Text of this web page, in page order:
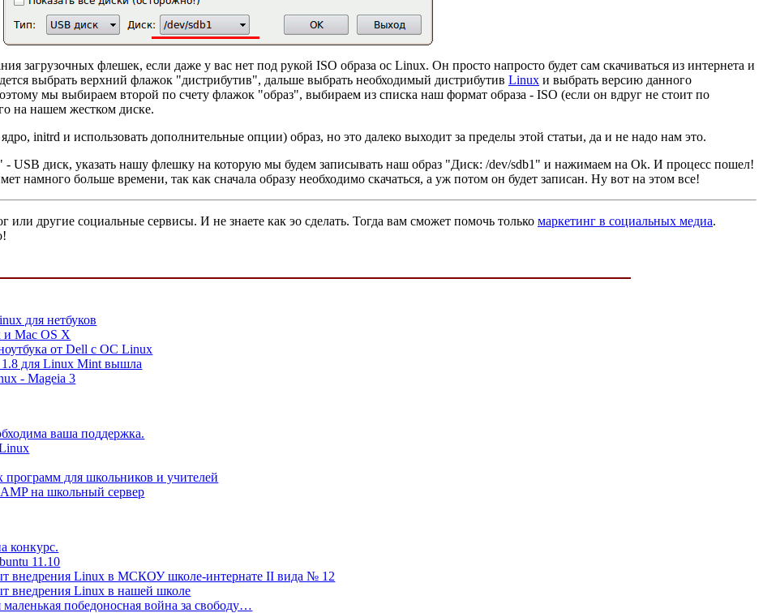
загрузочных флешек, если даже у вас нет под рукой ISO образа ос Linux. Он просто напросто будет сам скачиваться из интернета и
выбрать верхний флажок "дистрибутив", дальше выбрать необходимый дистрибутив Linux и выбрать версию данного
мы выбираем второй по счету флажок "образ", выбираем из списка наш формат образа - ISO (если он вдруг не стоит по
на нашем жестком диске.
initrd и использовать дополнительные опции) образ, но это далеко выходит за пределы этой статьи, да и не надо нам это.
USB диск, указать нашу флешку на которую мы будем записывать наш образ "Диск: /dev/sdb1" и нажимаем на Ok. И процесс пошел!
намного больше времени, так как сначала образу необходимо скачаться, а уж потом он будет записан. Ну вот на этом все!
другие социальные сервисы. И не знаете как эо сделать. Тогда вам сможет помочь только маркетинг в социальных медиа.
для нетбуков
Mac OS X
от Dell с ОС Linux
1.8 для Linux Mint вышла
- Mageia 3
ваша поддержка.
программ для школьников и учителей
на школьный сервер
конкурс.
11.10
внедрения Linux в МСКОУ школе-интернате II вида № 12
внедрения Linux в нашей школе
победоносная война за свободу…